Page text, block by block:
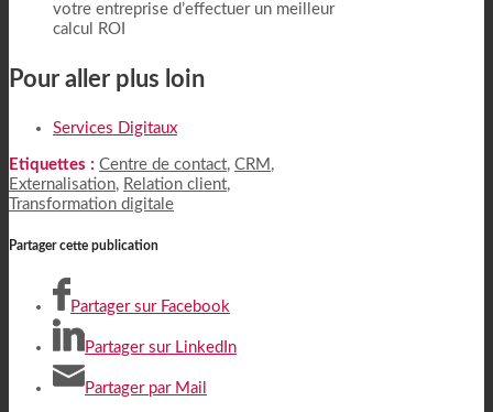
votre entreprise d’effectuer un meilleur
calcul ROI
Pour aller plus loin
Services Digitaux
Etiquettes : Centre de contact, CRM ,
Externalisation, Relation client,
Transformation digitale
Partager cette publication
Partager sur Facebook
Partager sur LinkedIn
Partager par Mail